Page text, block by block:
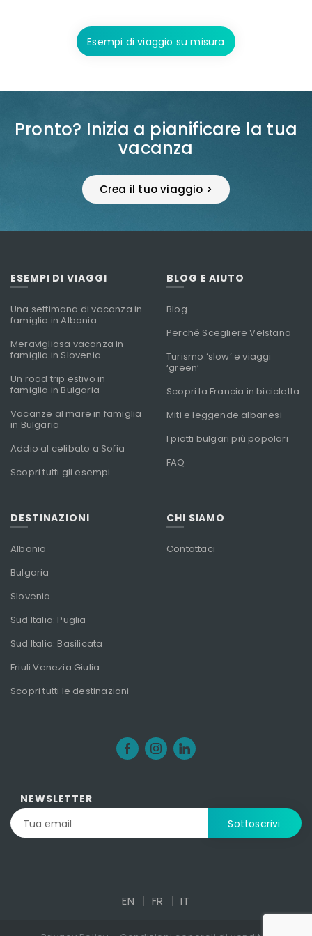
Esempi di viaggio su misura
Pronto? Inizia a pianificare la tua
vacanza
Crea il tuo viaggio >
ESEMPI DI VIAGGI
Una settimana di vacanza in
famiglia in Albania
Meravigliosa vacanza in
famiglia in Slovenia
Un road trip estivo in
famiglia in Bulgaria
Vacanze al mare in famiglia
in Bulgaria
Addio al celibato a Sofia
Scopri tutti gli esempi
BLOG E AIUTO
Blog
Perché Scegliere Velstana
Turismo ‘slow’ e viaggi
‘green’
Scopri la Francia in bicicletta
Miti e leggende albanesi
I piatti bulgari più popolari
FAQ
DESTINAZIONI
Albania
Bulgaria
Slovenia
Sud Italia: Puglia
Sud Italia: Basilicata
Friuli Venezia Giulia
Scopri tutti le destinazioni
CHI SIAMO
Contattaci
NEWSLETTER
EN FR IT